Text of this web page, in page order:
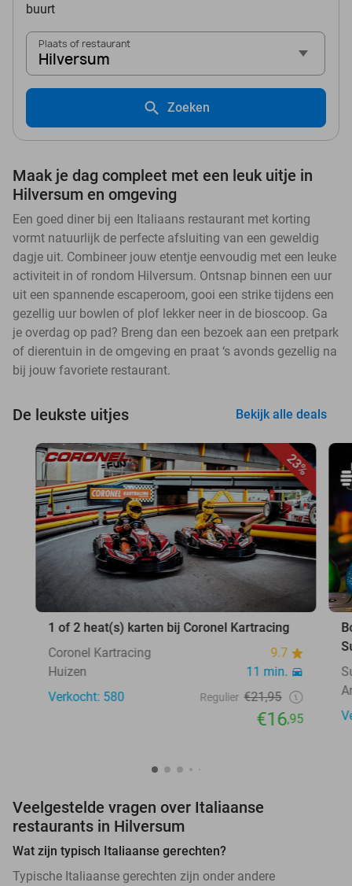
buurt
Plaats of restaurant
Hilversum
Zoeken
Maak je dag compleet met een leuk uitje in
Hilversum en omgeving
Een goed diner bij een Italiaans restaurant met korting
vormt natuurlijk de perfecte afsluiting van een geweldig
dagje uit. Combineer jouw etentje eenvoudig met een leuke
activiteit in of rondom Hilversum. Ontsnap binnen een uur
uit een spannende escaperoom, gooi een strike tijdens een
gezellig uur bowlen of plof lekker neer in de bioscoop. Ga
je overdag op pad? Breng dan een bezoek aan een pretpark
of dierentuin in de omgeving en praat ‘s avonds gezellig na
bij jouw favoriete restaurant.
De leukste uitjes Bekijk alle deals
23%
1 of 2 heat(s) karten bij Coronel Kartracing
Coronel Kartracing
9.7
Huizen
11 min.
Verkocht: 580
Regulier €21,95
€16,95
Veelgestelde vragen over Italiaanse
restaurants in Hilversum
Wat zijn typisch Italiaanse gerechten?
Typische Italiaanse gerechten zijn onder andere